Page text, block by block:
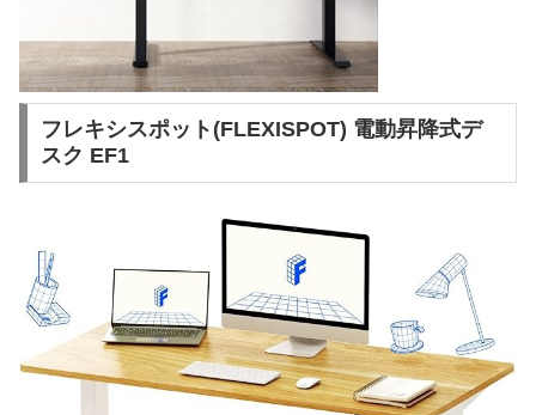
フレキシスポット(FLEXISPOT) 電動昇降式デ
スク EF1